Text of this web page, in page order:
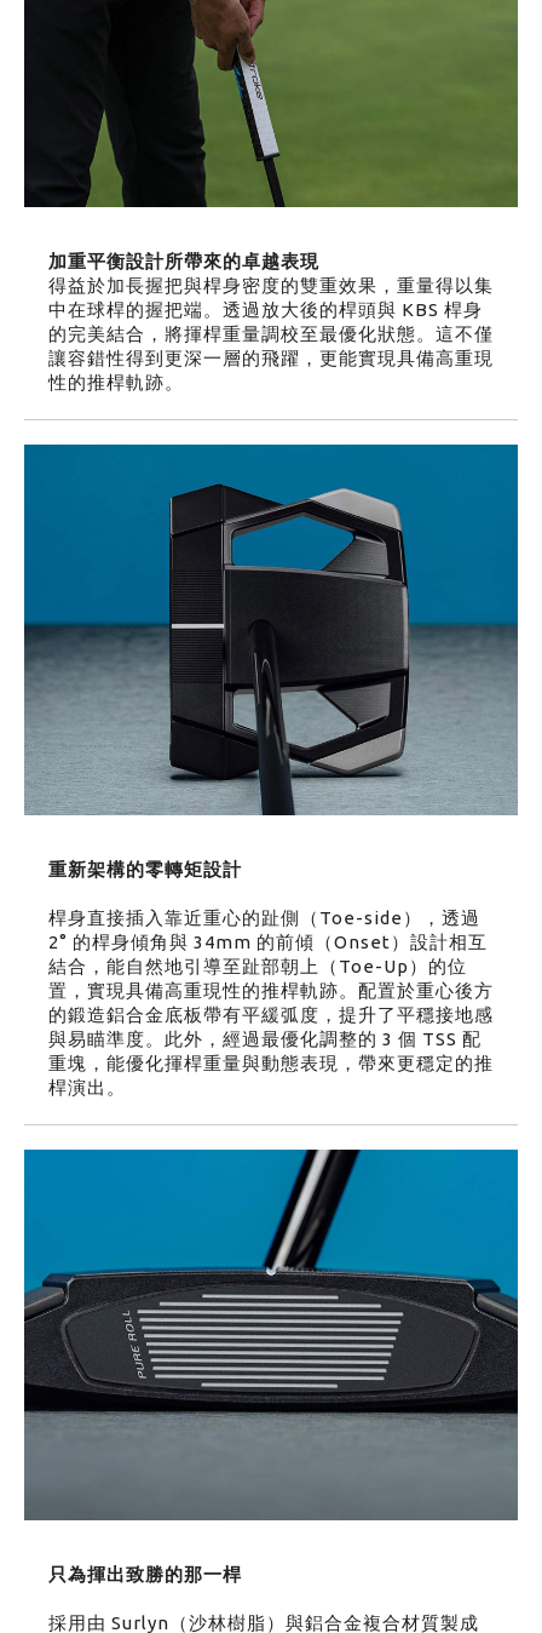
加重平衡設計所帶來的卓越表現
得益於加長握把與桿身密度的雙重效果，重量得以集
中在球桿的握把端。透過放大後的桿頭與 KBS 桿身
的完美結合，將揮桿重量調校至最優化狀態。這不僅
讓容錯性得到更深一層的飛躍，更能實現具備高重現
性的推桿軌跡。
重新架構的零轉矩設計
桿身直接插入靠近重心的趾側（Toe-side），透過
2° 的桿身傾角與 34mm 的前傾（Onset）設計相互
結合，能自然地引導至趾部朝上（Toe-Up）的位
置，實現具備高重現性的推桿軌跡。配置於重心後方
的鍛造鋁合金底板帶有平緩弧度，提升了平穩接地感
與易瞄準度。此外，經過最優化調整的 3 個 TSS 配
重塊，能優化揮桿重量與動態表現，帶來更穩定的推
桿演出。
只為揮出致勝的那一桿
採用由 Surlyn（沙林樹脂）與鋁合金複合材質製成